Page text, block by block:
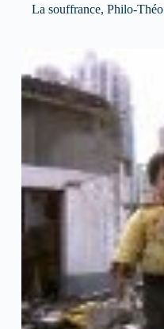
La souffrance, Philo-Théo